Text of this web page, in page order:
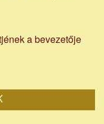
a bevezetője